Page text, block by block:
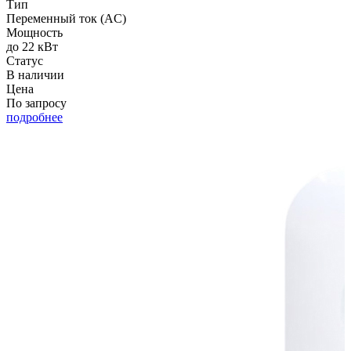
Тип
Переменный ток (AC)
Мощность
до 22 кВт
Статус
В наличии
Цена
По запросу
подробнее